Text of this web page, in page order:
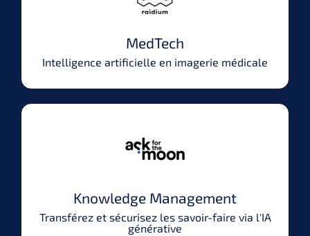
MedTech
Intelligence artificielle en imagerie médicale
Knowledge Management
Transférez et sécurisez les savoir-faire via l'IA
générative